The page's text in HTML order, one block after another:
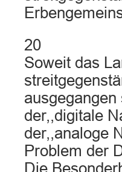
20
Soweit das
der,,digitale
der,,analoge
Problem der
Die